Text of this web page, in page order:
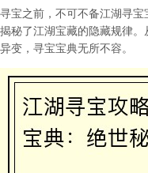
寻宝之前，不可不备江湖寻宝
揭秘了江湖宝藏的隐藏规律
异变，寻宝宝典无所不容。